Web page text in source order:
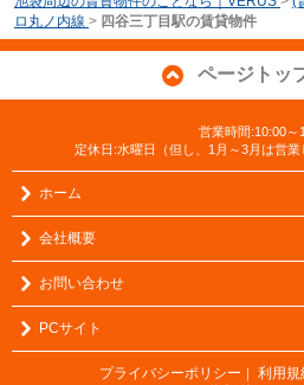
ロ丸ノ内線 > 四谷三丁目駅の賃貸物件
ページトッ
営業時間:10:00～
定休日:水曜日（但し、1月～3月は営
ホーム
会社概要
お問い合わせ
PCサイト
プライバシーポリシー ｜ 利用規